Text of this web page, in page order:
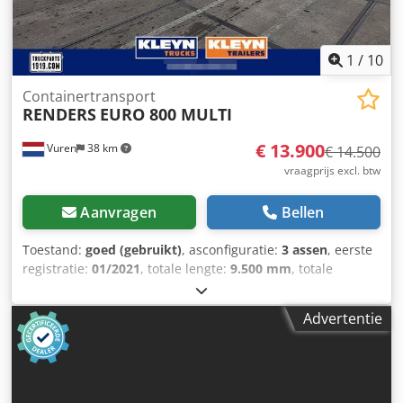
1 / 10
Vuren 38 km
Containertransport
RENDERS EURO 800 MULTI
€ 13.900€ 14.500
vraagprijs excl. btw
Aanvragen Bellen
Toestand: goed (gebruikt), asconfiguratie: 3 assen, eerste
registratie: 01/2021, totale lengte: 9.500 mm, totale
, totale hoogte:
lucht, bandenmaten:385/65R22,5, kleur:overig, Bouwjaar:
2021, Uitrusting:
, = Aanvullende opties en accessoires
= - EBS = Bijzonderheden = Aantal Assen: 3,
Laadvermogen: 37400 kg, Eigen gewicht: 5600 kg,
Advertentie